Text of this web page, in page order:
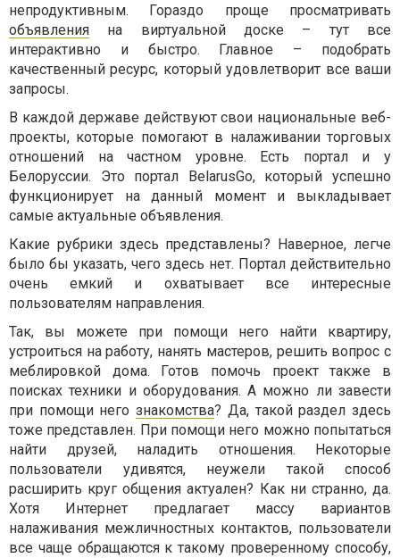
непродуктивным. Гораздо проще просматривать
объявления на виртуальной доске – тут все
интерактивно и быстро. Главное – подобрать
качественный ресурс, который удовлетворит все ваши
запросы.
В каждой державе действуют свои национальные веб-
проекты, которые помогают в налаживании торговых
отношений на частном уровне. Есть портал и у
Белоруссии. Это портал BelarusGo, который успешно
функционирует на данный момент и выкладывает
самые актуальные объявления.
Какие рубрики здесь представлены? Наверное, легче
было бы указать, чего здесь нет. Портал действительно
очень емкий и охватывает все интересные
пользователям направления.
Так, вы можете при помощи него найти квартиру,
устроиться на работу, нанять мастеров, решить вопрос с
меблировкой дома. Готов помочь проект также в
поисках техники и оборудования. А можно ли завести
при помощи негознакомства? Да, такой раздел здесь
тоже представлен. При помощи него можно попытаться
найти друзей, наладить отношения. Некоторые
пользователи удивятся, неужели такой способ
расширить круг общения актуален? Как ни странно, да.
Хотя Интернет предлагает массу вариантов
налаживания межличностных контактов, пользователи
все чаще обращаются к такому проверенному способу,